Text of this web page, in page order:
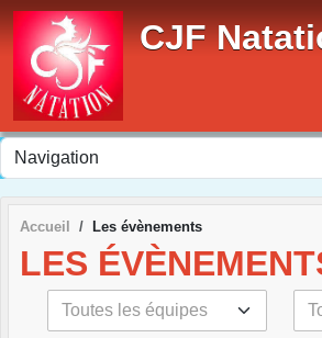
CJF
Accueil Les évènements
LES
Panneau de gestion des cookies